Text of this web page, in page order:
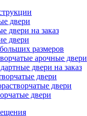
двери
двери на заказ
двери
размеров
арочные двери
двери на заказ
двери
двери
двери